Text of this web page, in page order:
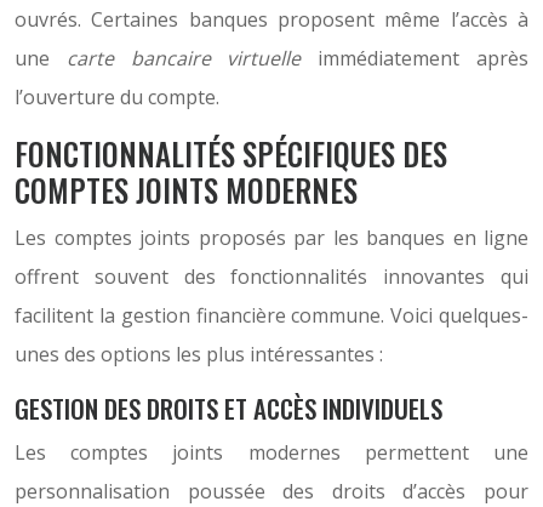
ouvrés. Certaines banques proposent même l’accès à
une carte bancaire virtuelle immédiatement après
l’ouverture du compte.
FONCTIONNALITÉS SPÉCIFIQUES DES
COMPTES JOINTS MODERNES
Les comptes joints proposés par les banques en ligne
offrent souvent des fonctionnalités innovantes qui
facilitent la gestion financière commune. Voici quelques-
unes des options les plus intéressantes :
GESTION DES DROITS ET ACCÈS INDIVIDUELS
Les comptes joints modernes permettent une
personnalisation poussée des droits d’accès pour